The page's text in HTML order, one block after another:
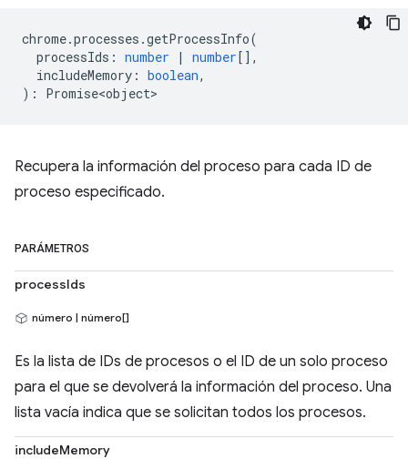
chrome.processes .getProcessInfo(
processIds : number | number[],
includeMemory : boolean,
) : Promise<object>
Recupera la información del proceso para cada ID de
proceso especificado.
PARÁMETROS
processIds
número | número[]
Es la lista de IDs de procesos o el ID de un solo proceso
para el que se devolverá la información del proceso. Una
lista vacía indica que se solicitan todos los procesos.
includeMemory